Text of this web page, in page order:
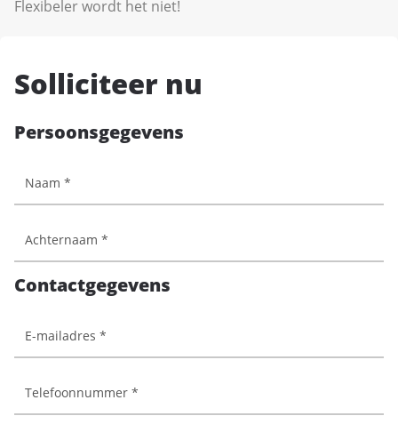
Flexibeler wordt het niet!
Solliciteer nu
Persoonsgegevens
Contactgegevens